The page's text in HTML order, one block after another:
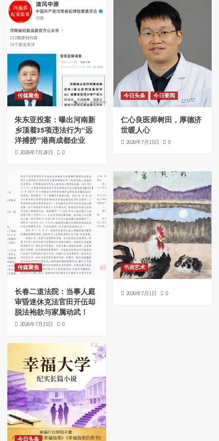
传媒聚焦
朱东亚投案：曝出河南新
乡顶着35项违法行为“远
洋捕捞”港商成都企业
2026年7月28日 0
今日头条 今日要闻
仁心良医师树田，厚德济
世暖人心
2026年7月15日 0
传媒聚焦
长春二道法院：当事人庭
审昏迷休克法官田开伍却
脱法袍欲与家属动武！
2026年7月15日 0
书画艺术
2026年7月1日 0
今日头条